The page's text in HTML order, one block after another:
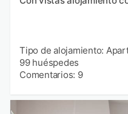
Tipo de alojamiento:
99 huéspedes
Comentarios: 9